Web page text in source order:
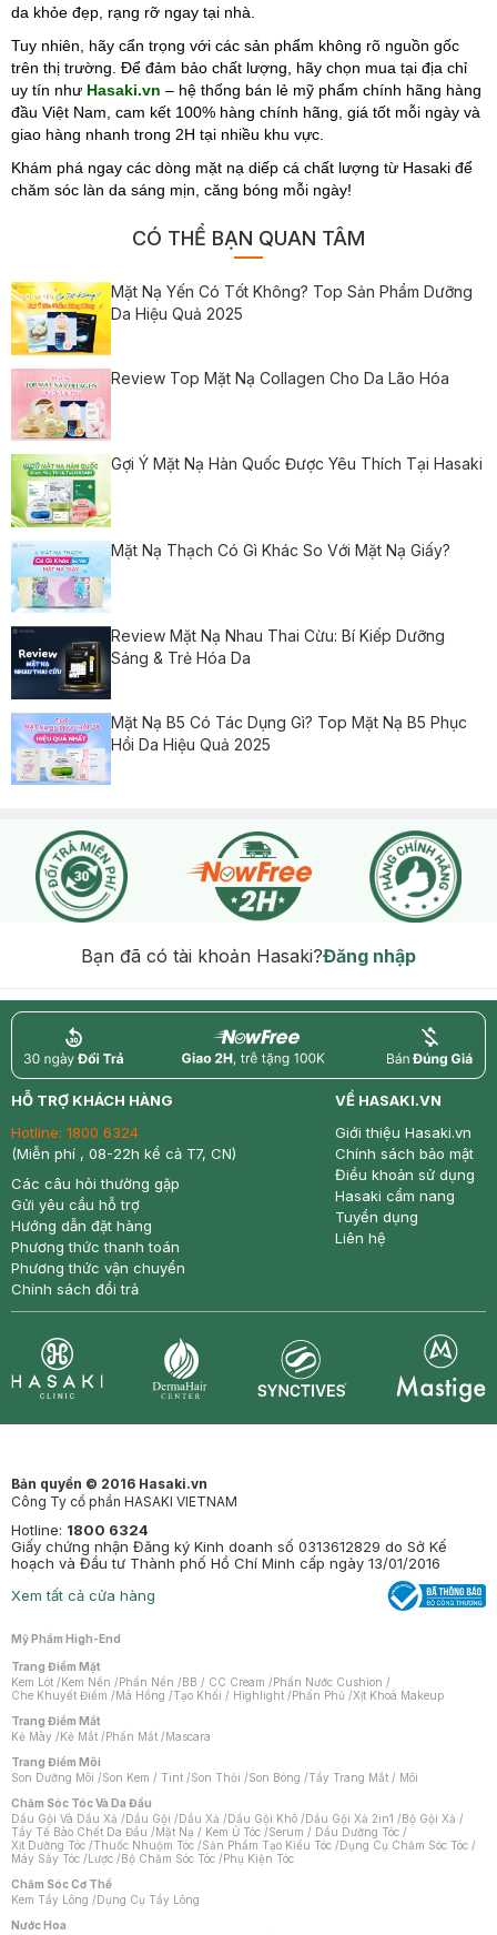
da khỏe đẹp, rạng rỡ ngay tại nhà.
Tuy nhiên, hãy cẩn trọng với các sản phẩm không rõ nguồn gốc
trên thị trường. Để đảm bảo chất lượng, hãy chọn mua tại địa chỉ
uy tín như Hasaki.vn – hệ thống bán lẻ mỹ phẩm chính hãng hàng
đầu Việt Nam, cam kết 100% hàng chính hãng, giá tốt mỗi ngày và
giao hàng nhanh trong 2H tại nhiều khu vực.
Khám phá ngay các dòng mặt nạ diếp cá chất lượng từ Hasaki để
chăm sóc làn da sáng mịn, căng bóng mỗi ngày!
CÓ THỂ BẠN QUAN TÂM
Mặt Nạ Yến Có Tốt Không? Top Sản Phẩm Dưỡng
Da Hiệu Quả 2025
Review Top Mặt Nạ Collagen Cho Da Lão Hóa
Gợi Ý Mặt Nạ Hàn Quốc Được Yêu Thích Tại Hasaki
Mặt Nạ Thạch Có Gì Khác So Với Mặt Nạ Giấy?
Review Mặt Nạ Nhau Thai Cừu: Bí Kiếp Dưỡng
Sáng & Trẻ Hóa Da
Mặt Nạ B5 Có Tác Dụng Gì? Top Mặt Nạ B5 Phục
Hồi Da Hiệu Quả 2025
Bạn đã có tài khoản Hasaki?Đăng nhập
return nowfree price
HỖ TRỢ KHÁCH HÀNG
Hotline: 1800 6324
(Miễn phí , 08-22h kể cả T7, CN)
Các câu hỏi thường gặp
Gửi yêu cầu hỗ trợ
Hướng dẫn đặt hàng
Phương thức thanh toán
Phương thức vận chuyển
Chính sách đổi trả
VỀ HASAKI.VN
Giới thiệu Hasaki.vn
Chính sách bảo mật
Điều khoản sử dụng
Hasaki cẩm nang
Tuyển dụng
Liên hệ
Bản quyền © 2016 Hasaki.vn
Công Ty cổ phần HASAKI VIETNAM
Hotline: 1800 6324
Giấy chứng nhận Đăng ký Kinh doanh số 0313612829 do Sở Kế
hoạch và Đầu tư Thành phố Hồ Chí Minh cấp ngày 13/01/2016
Xem tất cả cửa hàng
Mỹ Phẩm High-End
Trang Điểm Mặt
Kem Lót /Kem Nền /Phấn Nền /BB / CC Cream /Phấn Nước Cushion /
Che Khuyết Điểm /Má Hồng /Tạo Khối / Highlight /Phấn Phủ /Xịt Khoá Makeup
Trang Điểm Mắt
Kẻ Mày /Kẻ Mắt /Phấn Mắt /Mascara
Trang Điểm Môi
Son Dưỡng Môi /Son Kem / Tint /Son Thỏi /Son Bóng /Tẩy Trang Mắt / Môi
Chăm Sóc Tóc Và Da Đầu
Dầu Gội Và Dầu Xả /Dầu Gội /Dầu Xả /Dầu Gội Khô /Dầu Gội Xả 2in1 /Bộ Gội Xả /
Tẩy Tế Bào Chết Da Đầu /Mặt Nạ / Kem Ủ Tóc /Serum / Dầu Dưỡng Tóc /
Xịt Dưỡng Tóc /Thuốc Nhuộm Tóc /Sản Phẩm Tạo Kiểu Tóc /Dụng Cụ Chăm Sóc Tóc /
Máy Sấy Tóc /Lược /Bộ Chăm Sóc Tóc /Phụ Kiện Tóc
Chăm Sóc Cơ Thể
Kem Tẩy Lông /Dụng Cụ Tẩy Lông
Nước Hoa